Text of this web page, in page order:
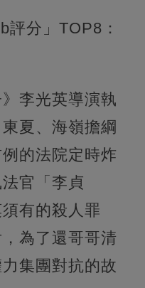
分」TOP8：
李光英導演執
夏、海嶺擔綱
的法院定時炸
官「李貞
有的殺人罪
為了還哥哥清
集團對抗的故